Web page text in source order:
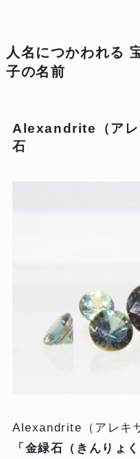
人名につかわれる
子の名前
Alexandrite（アレ
石
Alexandrite（アレキ
「金緑石（きんりょく